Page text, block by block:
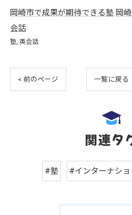
岡崎市で成果が期待できる塾 岡
会話
塾 英会話
< 前のページ 一覧に戻る
関連タ
#塾 #インターナシ